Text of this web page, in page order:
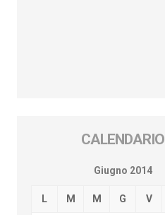
CALENDARIO
Giugno 2014
L M M G V